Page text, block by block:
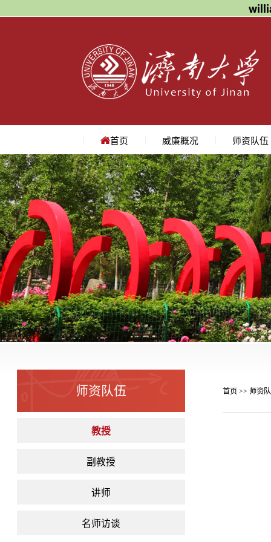
首页 威廉概况
学院简介
学院领导
机构设置
院长寄语
地理位置
师资队伍
教授
副教授
讲师
名师访谈
师资队伍
教授
副教授
讲师
名师访谈
首页>> 师资